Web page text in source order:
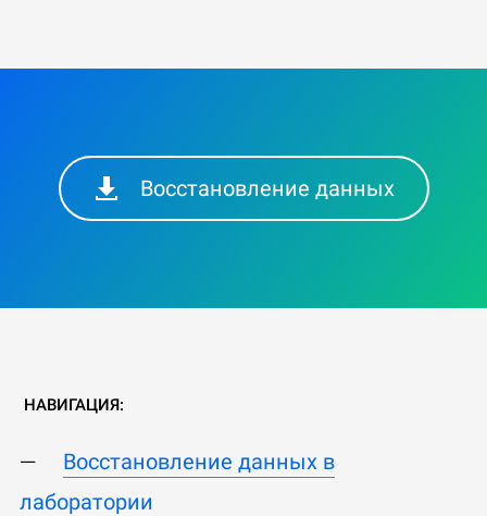
Восстановление данных
НАВИГАЦИЯ:
Восстановление данных в
лаборатории